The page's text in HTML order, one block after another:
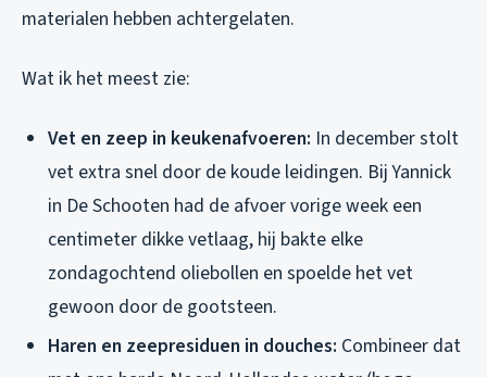
materialen hebben achtergelaten.
Wat ik het meest zie:
Vet en zeep in keukenafvoeren: In december stolt
vet extra snel door de koude leidingen. Bij Yannick
in De Schooten had de afvoer vorige week een
centimeter dikke vetlaag, hij bakte elke
zondagochtend oliebollen en spoelde het vet
gewoon door de gootsteen.
Haren en zeepresiduen in douches: Combineer dat